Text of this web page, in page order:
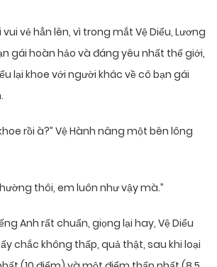
vui vẻ hẳn lên, vì trong mắt Vệ Diểu, Lương
gái hoàn hảo và đáng yêu nhất thế giới,
lại khoe với người khác về cô bạn gái
khoe rồi à?” Vệ Hành nâng một bên lông
thôi, em luôn như vậy mà.”
Anh rất chuẩn, giọng lại hay, Vệ Diểu
chắc không thấp, quả thật, sau khi loại